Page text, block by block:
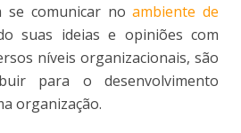
se comunicar noambiente de
suas ideias e opiniões com
níveis organizacionais, são
para o desenvolvimento
organização.